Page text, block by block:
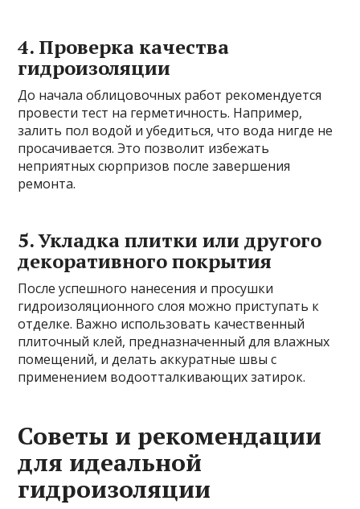
4. Проверка качества
гидроизоляции
До начала облицовочных работ рекомендуется
провести тест на герметичность. Например,
залить пол водой и убедиться, что вода нигде не
просачивается. Это позволит избежать
неприятных сюрпризов после завершения
ремонта.
5. Укладка плитки или другого
декоративного покрытия
После успешного нанесения и просушки
гидроизоляционного слоя можно приступать к
отделке. Важно использовать качественный
плиточный клей, предназначенный для влажных
помещений, и делать аккуратные швы с
применением водоотталкивающих затирок.
Советы и рекомендации
для идеальной
гидроизоляции